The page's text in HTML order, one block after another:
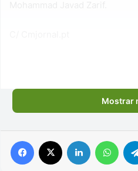
Mostrar
Facebook Linkedin